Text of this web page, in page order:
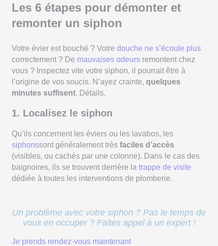
Les 6 étapes pour démonter et
remonter un siphon
Votre évier est bouché ? Votre douche ne s’écoule plus
correctement ? De mauvaises odeurs remontent chez
vous ? Inspectez vite votre siphon, il pourrait être à
l’origine de vos soucis. N’ayez crainte, quelques
minutes suffisent. Détails.
1. Localisez le siphon
Qu’ils concernent les éviers ou les lavabos, les
siphonssont généralement très faciles d’accès
(visibles, ou cachés par une colonne). Dans le cas des
baignoires, ils se trouvent derrière la trappe de visite
dédiée à toutes les interventions de plomberie.
Un problème avec votre siphon ? Pas le temps de
vous en occuper ? Faites appel à un expert !
Je prends rendez-vous maintenant